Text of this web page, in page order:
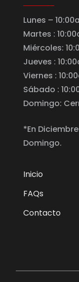
Lunes –
Martes :
Miércoles:
Jueves :
Viernes :
Sábado :
Domingo:
*En
Domingo.
Inicio
FAQs
Contacto